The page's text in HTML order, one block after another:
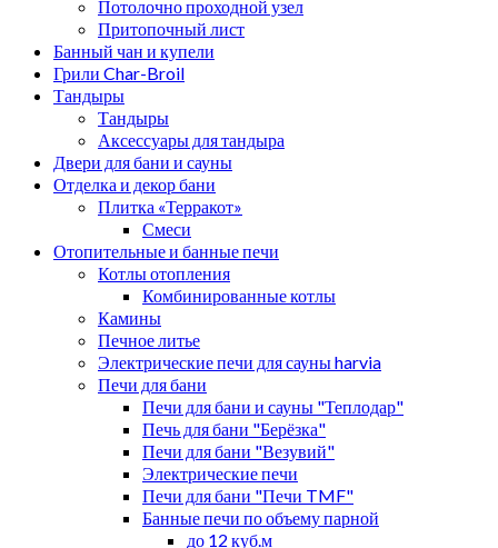
Потолочно проходной узел
Притопочный лист
Банный чан и купели
Грили Char-Broil
Тандыры
Тандыры
Аксессуары для тандыра
Двери для бани и сауны
Отделка и декор бани
Плитка «Терракот»
Смеси
Отопительные и банные печи
Котлы отопления
Комбинированные котлы
Камины
Печное литье
Электрические печи для сауны harvia
Печи для бани
Печи для бани и сауны "Теплодар"
Печь для бани "Берёзка"
Печи для бани "Везувий"
Электрические печи
Печи для бани "Печи TMF"
Банные печи по объему парной
до 12 куб.м